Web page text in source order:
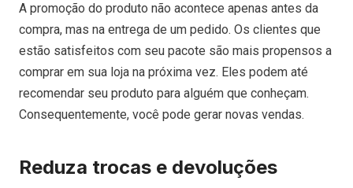
A promoção do produto não acontece apenas antes da
compra, mas na entrega de um pedido. Os clientes que
estão satisfeitos com seu pacote são mais propensos a
comprar em sua loja na próxima vez. Eles podem até
recomendar seu produto para alguém que conheçam.
Consequentemente, você pode gerar novas vendas.
Reduza trocas e devoluções